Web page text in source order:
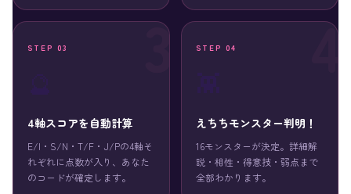
STEP 03
4軸スコアを自動計算
E/I・S/N・T/F・J/Pの4軸そ
れぞれに点数が入り、あなた
のコードが確定します。
STEP 04
えちちモンスター判明！
16モンスターが決定。詳細解
説・相性・得意技・弱点まで
全部わかります。